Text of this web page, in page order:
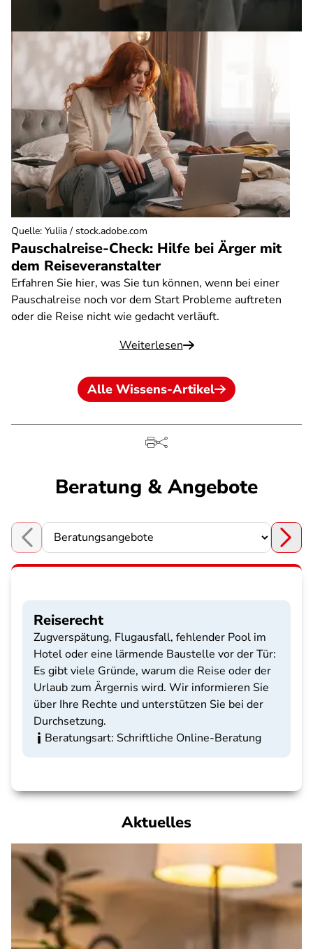
Pauschalreise-Check: Hilfe bei Ärger mit
dem Reiseveranstalter
Erfahren Sie hier, was Sie tun können, wenn bei einer
Pauschalreise noch vor dem Start Probleme auftreten
oder die Reise nicht wie gedacht verläuft.
Weiterlesen
Quelle: Yuliia / stock.adobe.com
Alle Wissens-Artikel
Beratung & Angebote
Choose a section
Reiserecht
Zugverspätung, Flugausfall, fehlender Pool im
Hotel oder eine lärmende Baustelle vor der Tür:
Es gibt viele Gründe, warum die Reise oder der
Urlaub zum Ärgernis wird. Wir informieren Sie
über Ihre Rechte und unterstützen Sie bei der
Durchsetzung.
Beratungsart: Schriftliche Online-Beratung
Aktuelles